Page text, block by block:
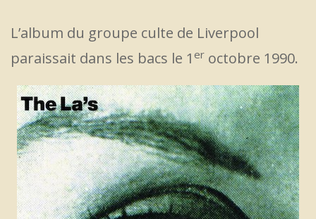
L’album du groupe culte de Liverpool
paraissait dans les bacs le 1 er octobre 1990.